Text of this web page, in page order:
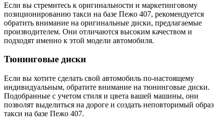
Если вы стремитесь к оригинальности и маркетинговому
позиционированию такси на базе Пежо 407, рекомендуется
обратить внимание на оригинальные диски, предлагаемые
производителем. Они отличаются высоким качеством и
подходят именно к этой модели автомобиля.
Тюнинговые диски
Если вы хотите сделать свой автомобиль по-настоящему
индивидуальным, обратите внимание на тюнинговые диски.
Подобранные с учетом стиля и цвета вашей машины, они
позволят выделиться на дороге и создать неповторимый образ
такси на базе Пежо 407.